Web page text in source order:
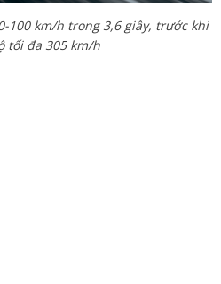
100 km/h trong 3,6 giây, trước khi
tối đa 305 km/h